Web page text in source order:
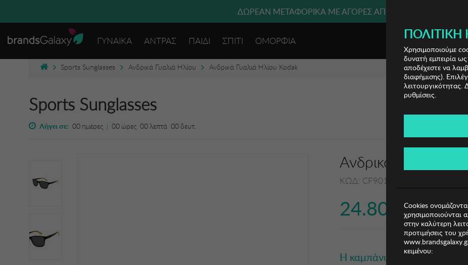
ΔΩΡΕΑΝ ΜΕΤΑΦΟΡΙΚΑ ΜΕ ΑΓΟΡΕΣ ΑΠΌ 49€ ΚΑΙ ΆΝΩ!
ΓΥΝΑΙΚΑ ΑΝΤΡΑΣ ΠΑΙΔΙ ΣΠΙΤΙ ΟΜΟΡΦΙΑ
Sports Sunglasses Ανδρικά Γυαλιά Ηλίου Ανδρικά Γυαλιά Ηλίου Kodak
Sports Sunglasses
Λήγει σε: 00ημέρες | 00 ώρες 00λεπτά 00 δευτ.
Ανδρικά Γυαλιά
ΚΩΔ: CF90146-612
24.80€
Η καμπάνια έχει λήξει
ΠΟΛΙΤΙΚΉ
Χρησιμοποιούμε
δυνατή εμπειρία
αποδέχεστε να
διαφήμισης).
λειτουργικότητας.
ρυθμίσεις.
Cookies
χρησιμοποιούνται
στην καλύτερη
προτιμήσεις του
κειμένου: